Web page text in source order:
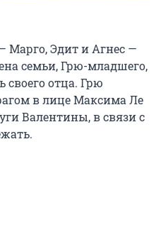
Марго, Эдит и Агнес —
семьи, Грю-младшего,
отца. Грю
в лице Максима Ле
Валентины, в связи с